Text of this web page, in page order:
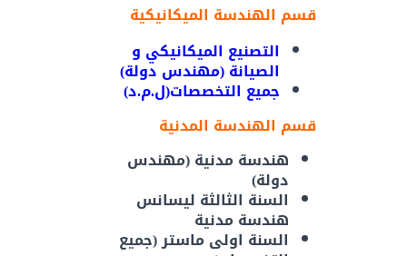
قسم الهندسة الميكانيكية
التصنيع الميكانيكي و
(مهندس دولة)
جميع التخصصات(ل.م.د)
قسم الهندسة المدنية
هندسة مدنية (مهندس
السنة الثالثة ليسانس
هندسة مدنية
السنة اولى ماستر (جميع